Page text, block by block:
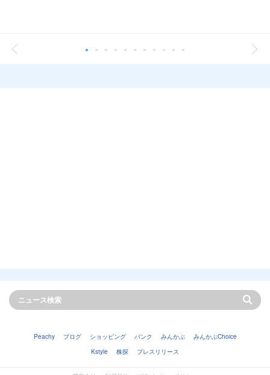
Peachy ブログ ショッピング バンク みんかぶ
みんかぶChoice
Kstyle
株探 プレスリリース